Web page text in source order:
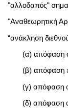
"αλλοδαπός"
"Αναθεωρητική
“ανάκληση
(α) απόφαση
(β) απόφαση
(γ) απόφαση
(δ) απόφαση